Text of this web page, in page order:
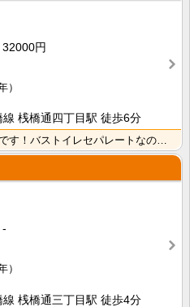
32000円
）
線 桟橋通四丁目駅 徒歩6分
-
）
線 桟橋通三丁目駅 徒歩4分